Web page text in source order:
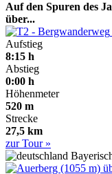
Auf den Spuren des
über...
Aufstieg
8:15 h
Abstieg
0:00 h
Höhenmeter
520 m
Strecke
27,5 km
zur Tour »